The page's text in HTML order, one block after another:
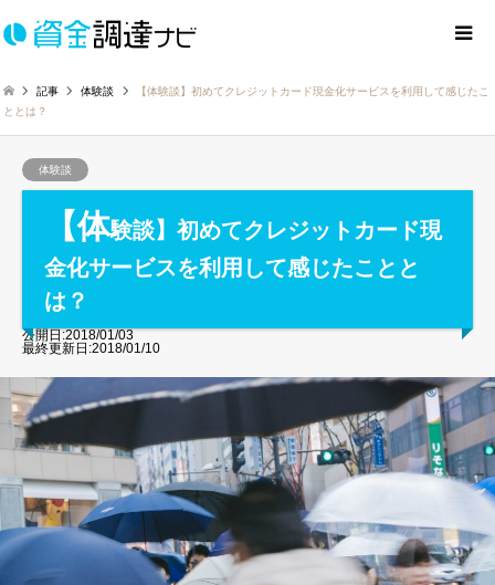
記事 体験談
【体験談】初めてクレジットカード現金化サービスを利用して感じたこ
ととは？
体験談
【体験談】初めてクレジットカード現
金化サービスを利用して感じたことと
は？
公開日:2018/01/03
最終更新日:2018/01/10